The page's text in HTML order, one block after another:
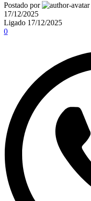
Postado por
17/12/2025
Ligado 17/12/2025
0